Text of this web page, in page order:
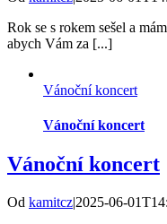
Rok se s rokem sešel a
abych Vám za [...]
Vánoční koncert
Vánoční koncert
Vánoční koncert
Od kamitcz|2025-06-